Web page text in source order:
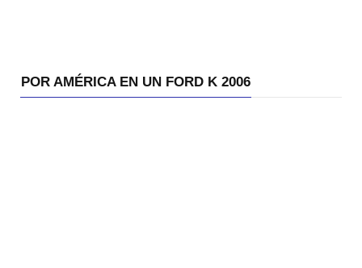
POR AMÉRICA EN UN FORD K 2006